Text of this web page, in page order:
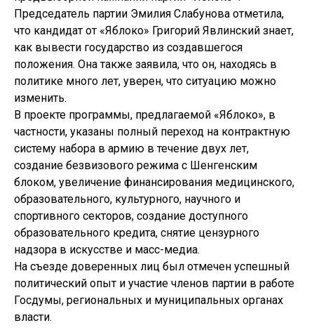
Председатель партии Эмилия Слабунова отметила,
что кандидат от «Яблоко» Григорий Явлинский знает,
как вывести государство из создавшегося
положения. Она также заявила, что он, находясь в
политике много лет, уверен, что ситуацию можно
изменить.
В проекте программы, предлагаемой «Яблоко», в
частности, указаны полный переход на контрактную
систему набора в армию в течение двух лет,
создание безвизового режима с Шенгенским
блоком, увеличение финансирования медицинского,
образовательного, культурного, научного и
спортивного секторов, создание доступного
образовательного кредита, снятие цензурного
надзора в искусстве и масс-медиа.
На съезде доверенных лиц был отмечен успешный
политический опыт и участие членов партии в работе
Госдумы, региональных и муниципальных органах
власти.